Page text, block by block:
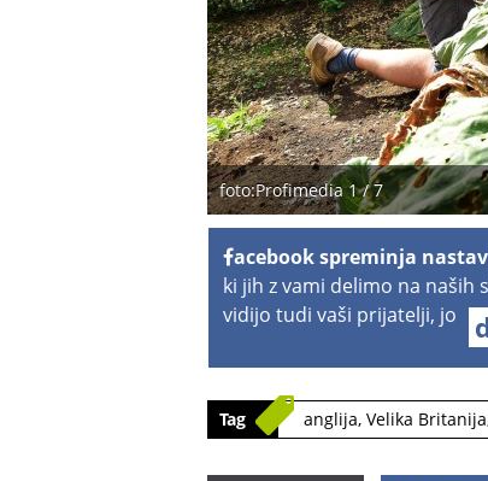
foto:Profimedia 1 / 7
acebook spreminja
ki jih z vami delimo na naših
vidijo tudi vaši prijatelji, jo
Tag anglija, Velika Britanija